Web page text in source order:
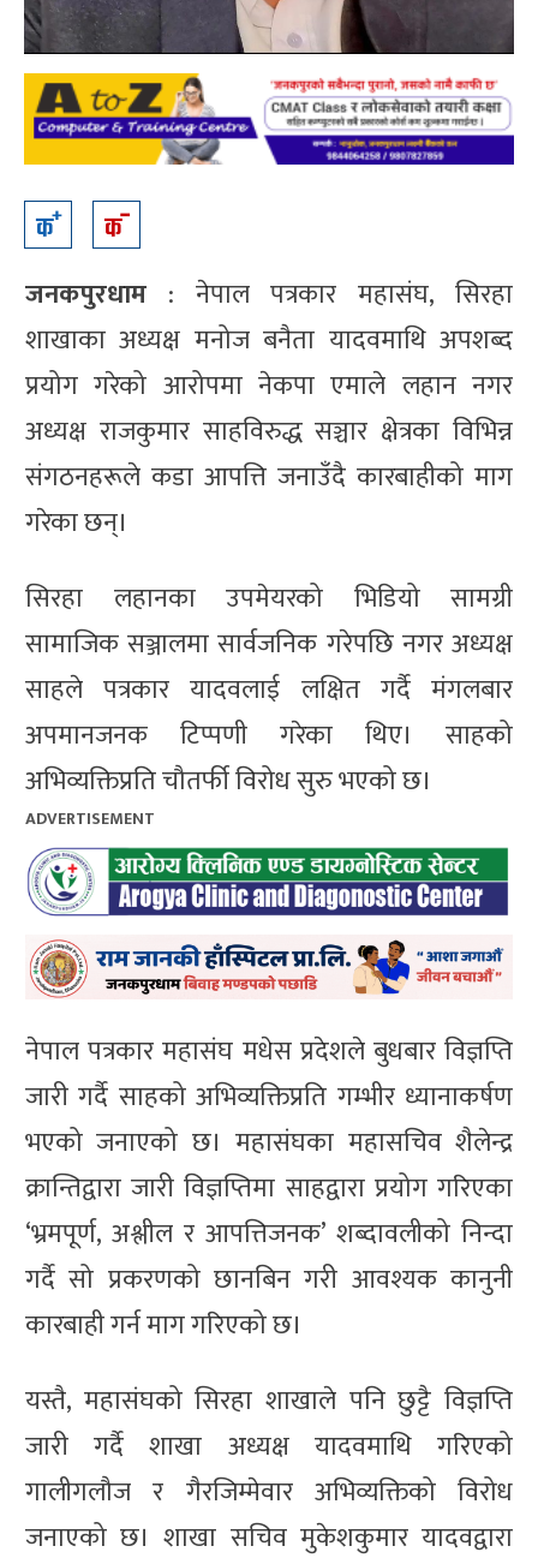
जनकपुरधाम : नेपाल पत्रकार महासंघ, सिरहा
शाखाका अध्यक्ष मनोज बनैता यादवमाथि अपशब्द
प्रयोग गरेको आरोपमा नेकपा एमाले लहान नगर
अध्यक्ष राजकुमार साहविरुद्ध सञ्चार क्षेत्रका विभिन्न
संगठनहरूले कडा आपत्ति जनाउँदै कारबाहीको माग
गरेका छन्।
सिरहा लहानका उपमेयरको भिडियो सामग्री
सामाजिक सञ्जालमा सार्वजनिक गरेपछि नगर अध्यक्ष
साहले पत्रकार यादवलाई लक्षित गर्दै मंगलबार
अपमानजनक टिप्पणी गरेका थिए। साहको
अभिव्यक्तिप्रति चौतर्फी विरोध सुरु भएको छ।
ADVERTISEMENT
नेपाल पत्रकार महासंघ मधेस प्रदेशले बुधबार विज्ञप्ति
जारी गर्दै साहको अभिव्यक्तिप्रति गम्भीर ध्यानाकर्षण
भएको जनाएको छ। महासंघका महासचिव शैलेन्द्र
क्रान्तिद्वारा जारी विज्ञप्तिमा साहद्वारा प्रयोग गरिएका
‘भ्रमपूर्ण, अश्लील र आपत्तिजनक’ शब्दावलीको निन्दा
गर्दै सो प्रकरणको छानबिन गरी आवश्यक कानुनी
कारबाही गर्न माग गरिएको छ।
यस्तै, महासंघको सिरहा शाखाले पनि छुट्टै विज्ञप्ति
जारी गर्दै शाखा अध्यक्ष यादवमाथि गरिएको
गालीगलौज र गैरजिम्मेवार अभिव्यक्तिको विरोध
जनाएको छ। शाखा सचिव मुकेशकुमार यादवद्वारा